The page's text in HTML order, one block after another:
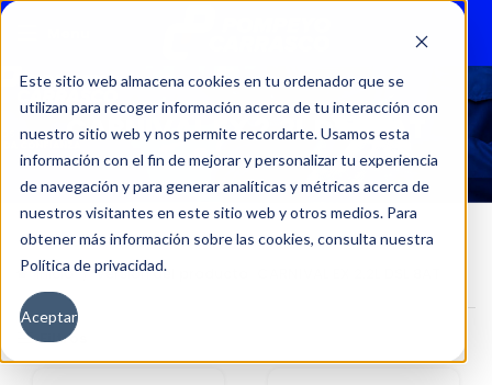
Este sitio web almacena cookies en tu ordenador que se
utilizan para recoger información acerca de tu interacción con
nuestro sitio web y nos permite recordarte. Usamos esta
información con el fin de mejorar y personalizar tu experiencia
de navegación y para generar analíticas y métricas acerca de
nuestros visitantes en este sitio web y otros medios. Para
obtener más información sobre las cookies, consulta nuestra
Política de privacidad.
Aceptar
CARNIVAL EX 2.2L DSL 8AT
Inicio Versión del producto
Filtros